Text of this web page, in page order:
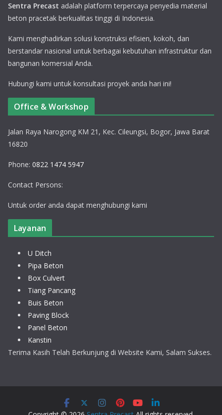
Sentra Precast adalah platform terpercaya penyedia material
beton pracetak berkualitas tinggi di Indonesia.
Kami menghadirkan solusi konstruksi efisien, kokoh, dan
berstandar nasional untuk berbagai kebutuhan infrastruktur dan
bangunan komersial Anda.
Hubungi kami untuk konsultasi proyek anda hari ini!
Office & Workshop
Jalan Raya Narogong KM 21, Kec. Cileungsi, Bogor, Jawa Barat
16820
Phone: 0822 1474 5947
Contact Persons:
Untuk order anda dapat menghubungi kami
Layanan
U Ditch
Pipa Beton
Box Culvert
Tiang Pancang
Buis Beton
Paving Block
Panel Beton
Kanstin
Terima Kasih Telah Berkunjung di Website Kami, Salam Sukses.